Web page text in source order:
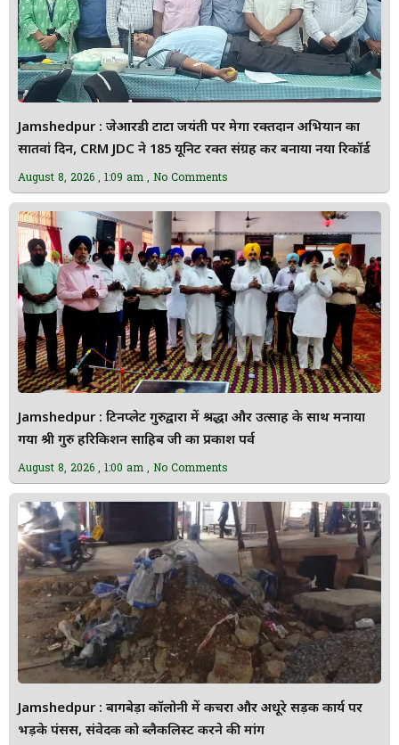
Jamshedpur : जेआरडी टाटा जयंती पर मेगा रक्तदान अभियान का
सातवां दिन, CRM JDC ने 185 यूनिट रक्त संग्रह कर बनाया नया रिकॉर्ड
August 8, 2026 1:09 am No Comments
Jamshedpur : टिनप्लेट गुरुद्वारा में श्रद्धा और उत्साह के साथ मनाया
गया श्री गुरु हरिकिशन साहिब जी का प्रकाश पर्व
August 8, 2026 1:00 am No Comments
Jamshedpur : बागबेड़ा कॉलोनी में कचरा और अधूरे सड़क कार्य पर
भड़के पंसस, संवेदक को ब्लैकलिस्ट करने की मांग